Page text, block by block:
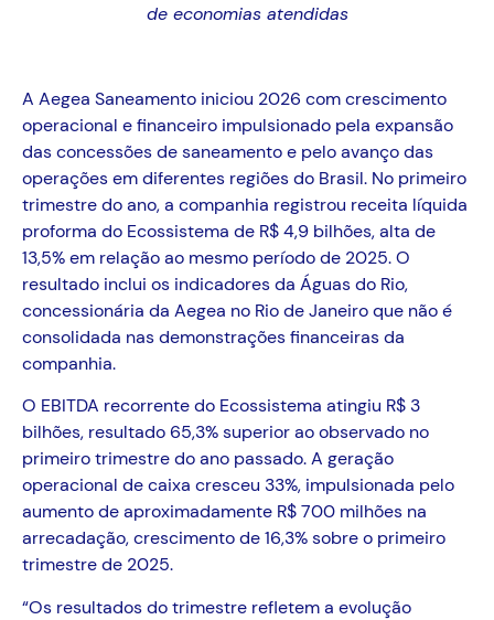
de economias atendidas
A Aegea Saneamento iniciou 2026 com crescimento
operacional e financeiro impulsionado pela expansão
das concessões de saneamento e pelo avanço das
operações em diferentes regiões do Brasil. No primeiro
trimestre do ano, a companhia registrou receita líquida
proforma do Ecossistema de R$ 4,9 bilhões, alta de
13,5% em relação ao mesmo período de 2025. O
resultado inclui os indicadores da Águas do Rio,
concessionária da Aegea no Rio de Janeiro que não é
consolidada nas demonstrações financeiras da
companhia.
O EBITDA recorrente do Ecossistema atingiu R$ 3
bilhões, resultado 65,3% superior ao observado no
primeiro trimestre do ano passado. A geração
operacional de caixa cresceu 33%, impulsionada pelo
aumento de aproximadamente R$ 700 milhões na
arrecadação, crescimento de 16,3% sobre o primeiro
trimestre de 2025.
“Os resultados do trimestre refletem a evolução